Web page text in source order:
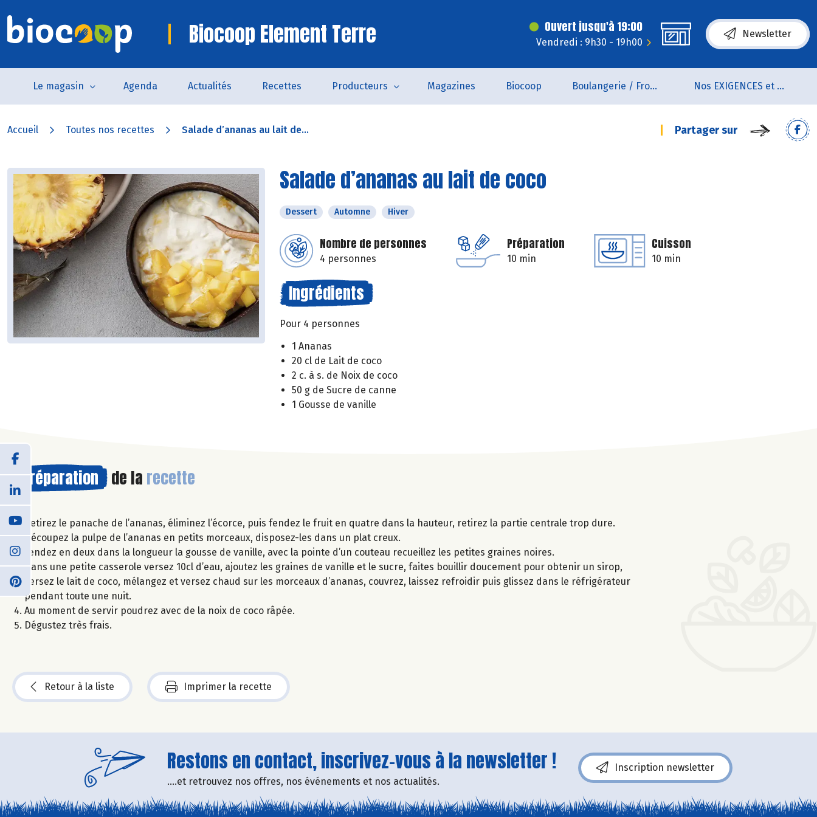
Biocoop Element Terre Ouvert jusqu'à 19:00
Vendredi : 9h30 - 19h00
Newsletter
Le magasin Agenda Actualités Recettes Producteurs Magazines Biocoop Boulangerie / Fromagerie Nos EXIGENCES et nos VALEURS
Accueil Toutes nos recettes Salade d’ananas au lait de... Partager sur
Salade d’ananas au lait de coco
Dessert Automne Hiver
Nombre de personnes
4 personnes
Préparation
10 min
Cuisson
10 min
Ingrédients
Pour 4 personnes
1 Ananas
20 cl de Lait de coco
2 c. à s. de Noix de coco
50 g de Sucre de canne
1 Gousse de vanille
Préparation de la recette
Retirez le panache de l’ananas, éliminez l’écorce, puis fendez le fruit en quatre dans la hauteur, retirez la partie centrale trop dure.
Découpez la pulpe de l’ananas en petits morceaux, disposez-les dans un plat creux.
Fendez en deux dans la longueur la gousse de vanille, avec la pointe d’un couteau recueillez les petites graines noires.
Dans une petite casserole versez 10cl d’eau, ajoutez les graines de vanille et le sucre, faites bouillir doucement pour obtenir un sirop,
versez le lait de coco, mélangez et versez chaud sur les morceaux d’ananas, couvrez, laissez refroidir puis glissez dans le réfrigérateur
pendant toute une nuit.
Au moment de servir poudrez avec de la noix de coco râpée.
Dégustez très frais.
Retour à la liste Imprimer la recette
Restons en contact, inscrivez-vous à la newsletter !
....et retrouvez nos offres, nos événements et nos actualités.
Inscription newsletter